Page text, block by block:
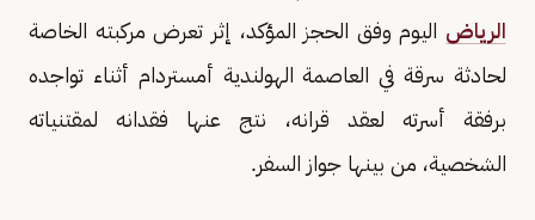
الرياض اليوم وفق الحجز المؤكد، إثر تعرض مركبته الخاصة
لحادثة سرقة في العاصمة الهولندية أمستردام أثناء تواجده
برفقة أسرته لعقد قرانه، نتج عنها فقدانه لمقتنياته
الشخصية، من بينها جواز السفر.